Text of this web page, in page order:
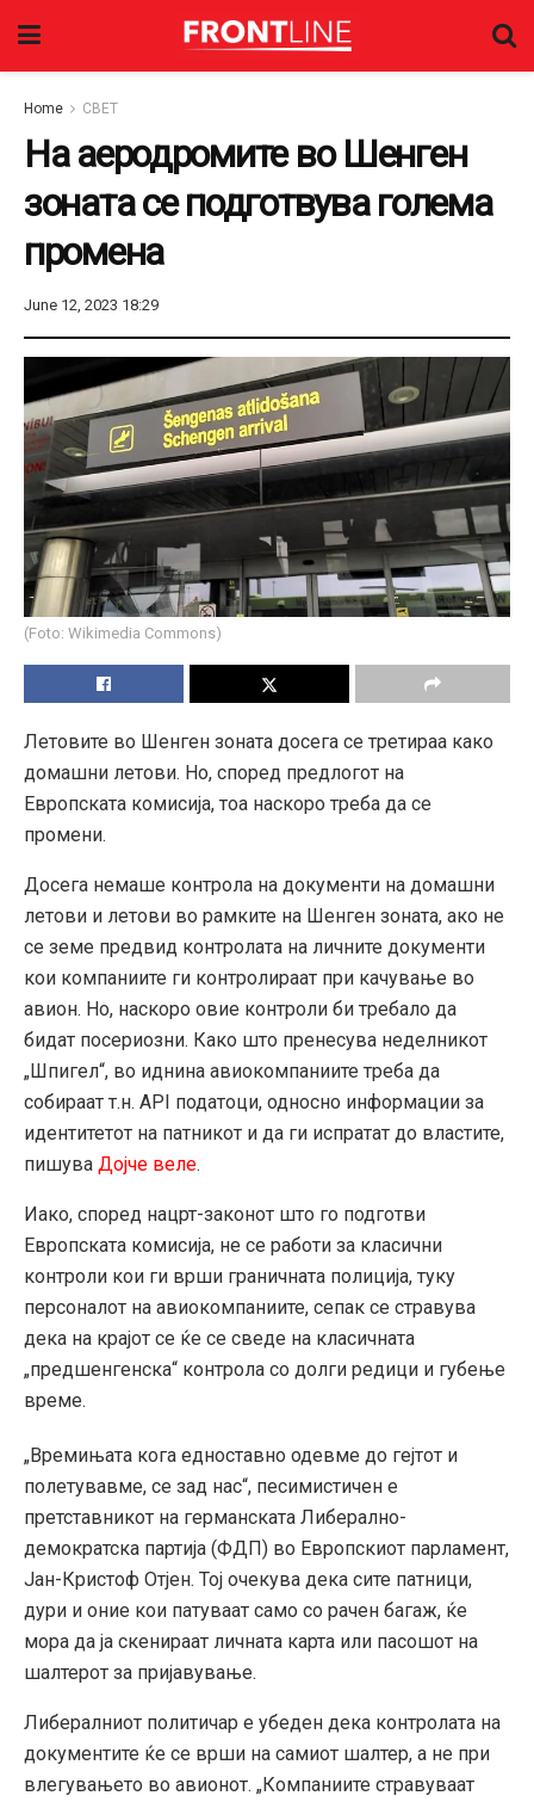
Home СВЕТ
На аеродромите во Шенген
зоната се подготвува голема
промена
June 12, 2023 18:29
(Foto: Wikimedia Commons)
Летовите во Шенген зоната досега се третираа како
домашни летови. Но, според предлогот на
Европската комисија, тоа наскоро треба да се
промени.
Досега немаше контрола на документи на домашни
летови и летови во рамките на Шенген зоната, ако не
се земе предвид контролата на личните документи
кои компаниите ги контролираат при качување во
авион. Но, наскоро овие контроли би требало да
бидат посериозни. Како што пренесува неделникот
„Шпигел“, во иднина авиокомпаниите треба да
собираат т.н. API податоци, односно информации за
идентитетот на патникот и да ги испратат до властите,
пишува Дојче веле.
Иако, според нацрт-законот што го подготви
Европската комисија, не се работи за класични
контроли кои ги врши граничната полиција, туку
персоналот на авиокомпаниите, сепак се стравува
дека на крајот се ќе се сведе на класичната
„предшенгенска“ контрола со долги редици и губење
време.
„Времињата кога едноставно одевме до гејтот и
полетувавме, се зад нас“, песимистичен е
претставникот на германската Либерално-
демократска партија (ФДП) во Европскиот парламент,
Јан-Кристоф Отјен. Тој очекува дека сите патници,
дури и оние кои патуваат само со рачен багаж, ќе
мора да ја скенираат личната карта или пасошот на
шалтерот за пријавување.
Либералниот политичар е убеден дека контролата на
документите ќе се врши на самиот шалтер, а не при
влегувањето во авионот. „Компаниите стравуваат